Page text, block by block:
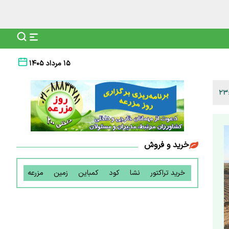
۱۵ مرداد ۱۴۰۵
خرید و فروش
خرید تراکتور نشا کود کمباین زمین مزرعه